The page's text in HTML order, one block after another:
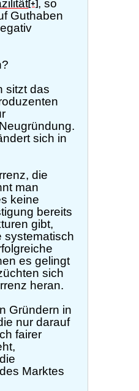
[+] , so
Guthaben
sitzt das
sich in
die
man
keine
bereits
gibt,
systematisch
es gelingt
sich
heran.
Gründern in
nur darauf
fairer
Marktes